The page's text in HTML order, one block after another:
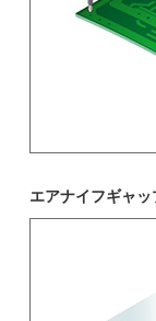
エアナイフギャッ